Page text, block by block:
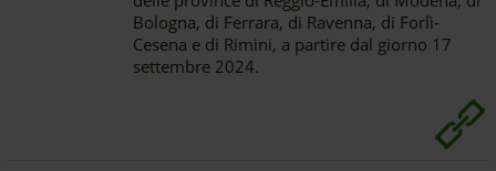
Bologna, di Ferrara, di Ravenna, di Forlì-
Cesena e di Rimini, a partire dal giorno 17
settembre 2024.